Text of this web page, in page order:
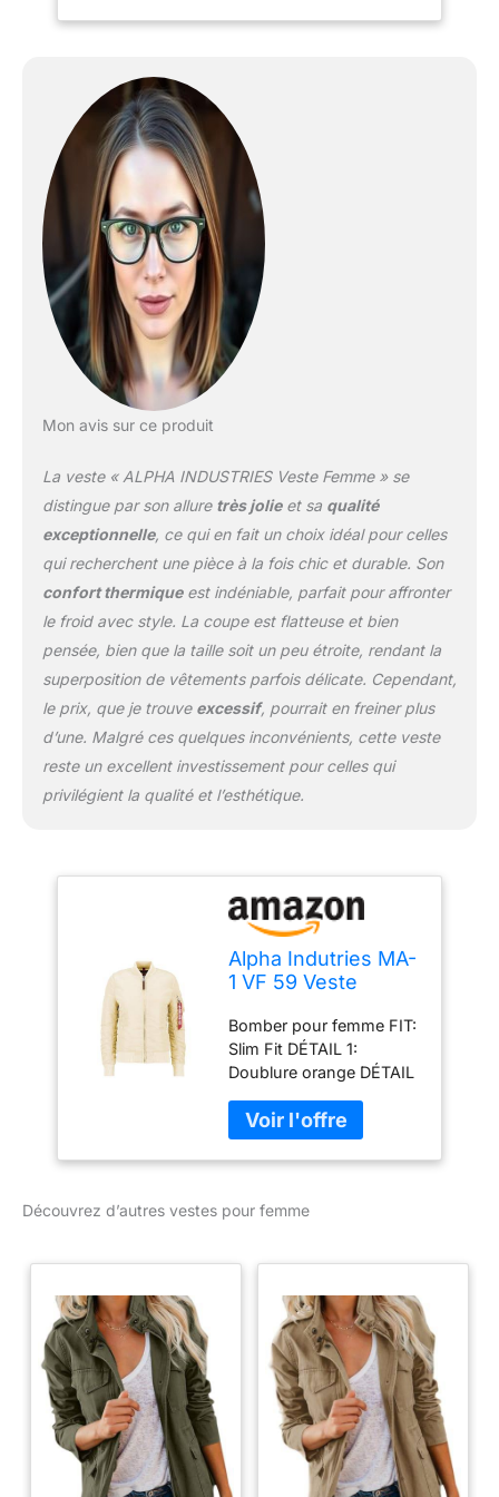
Mon avis sur ce produit
La veste « ALPHA INDUSTRIES Veste Femme » se
distingue par son allure très jolieet sa qualité
exceptionnelle, ce qui en fait un choix idéal pour celles
qui recherchent une pièce à la fois chic et durable. Son
confort thermiqueest indéniable, parfait pour affronter
le froid avec style. La coupe est flatteuse et bien
pensée, bien que la taille soit un peu étroite, rendant la
superposition de vêtements parfois délicate. Cependant,
le prix, que je trouve excessif, pourrait en freiner plus
d’une. Malgré ces quelques inconvénients, cette veste
reste un excellent investissement pour celles qui
privilégient la qualité et l’esthétique.
Alpha Indutries MA-
1 VF 59 Veste
femme Caramel
Bomber pour femme FIT:
Slim Fit DÉTAIL 1:
Doublure orange DÉTAIL
Découvrez d’autres vestes pour femme